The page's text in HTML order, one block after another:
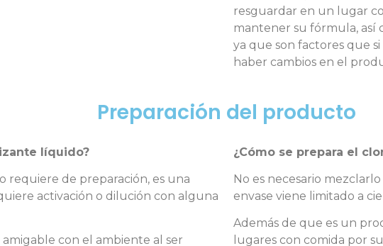
resguardar en un lugar
mantener su fórmula, así
ya que son factores que
haber cambios en el
Preparación del producto
líquido?
requiere de preparación, es una
activación o dilución con alguna
amigable con el ambiente al ser
¿Cómo se prepara el
No es necesario
envase viene limitado a
Además de que es un
lugares con comida por